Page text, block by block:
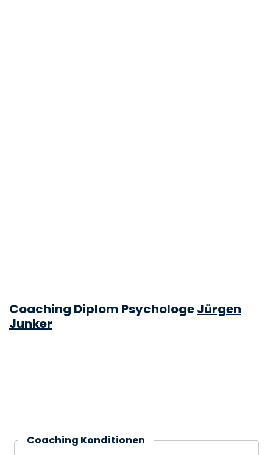
Coaching Diplom PsychologeJürgen
Junker
Coaching Konditionen